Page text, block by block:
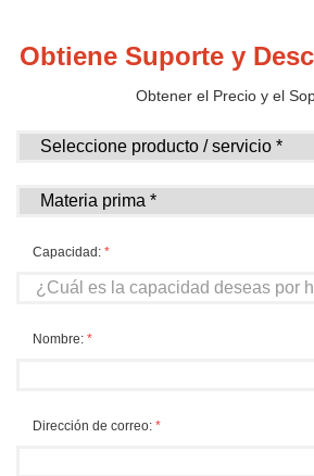
Obtiene Suporte y
Obtener el Precio y el
Capacidad: *
Nombre: *
Dirección de correo: *